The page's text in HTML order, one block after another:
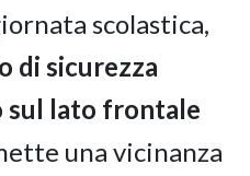
scolastica,
di sicurezza
sul lato frontale
una vicinanza